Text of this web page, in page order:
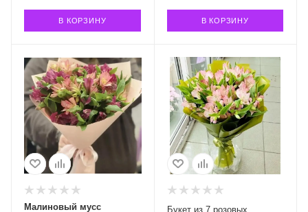
В КОРЗИНУ В КОРЗИНУ
Малиновый мусс Букет из 7 розовых